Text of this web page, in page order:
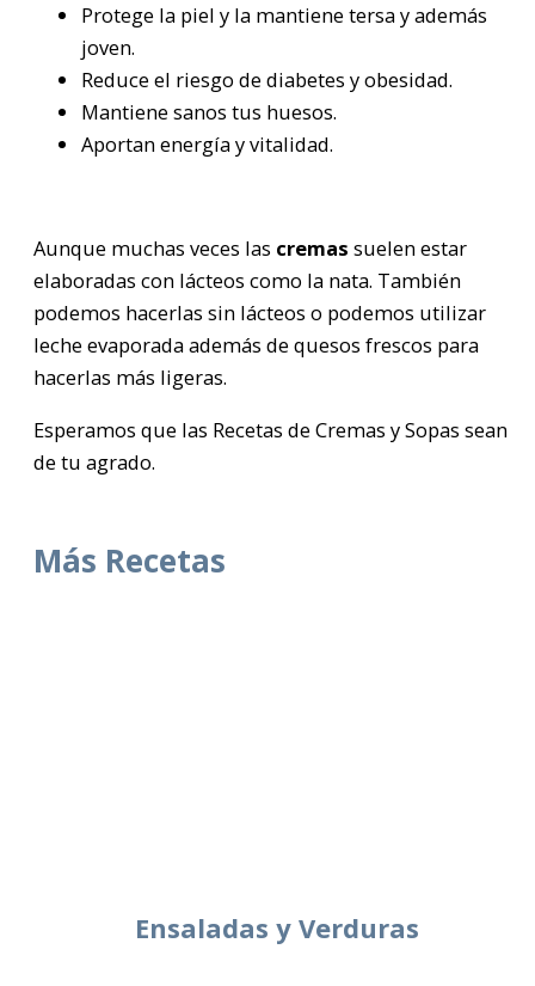
Protege la piel y la mantiene tersa y además
joven.
Reduce el riesgo de diabetes y obesidad.
Mantiene sanos tus huesos.
Aportan energía y vitalidad.
Aunque muchas veces las cremas suelen estar
elaboradas con lácteos como la nata. También
podemos hacerlas sin lácteos o podemos utilizar
leche evaporada además de quesos frescos para
hacerlas más ligeras.
Esperamos que las Recetas de Cremas y Sopas sean
de tu agrado.
Más Recetas
Ensaladas y Verduras